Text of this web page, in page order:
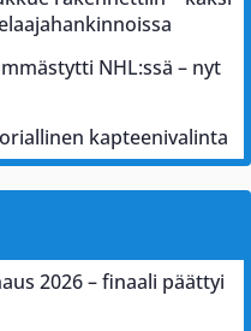
NHL:ssä – nyt
kapteenivalinta
2026 – finaali päättyi